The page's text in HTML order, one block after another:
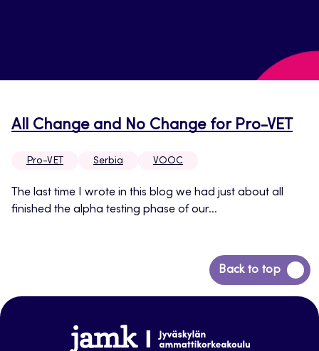
All Change and No Change for Pro-VET
Pro-VET Serbia VOOC
The last time I wrote in this blog we had just about all
finished the alpha testing phase of our...
Back to top
Siirry
takaisin
www.jamk.fi